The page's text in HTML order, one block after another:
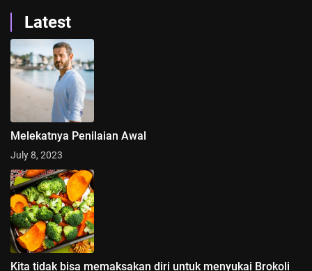
Latest
Melekatnya Penilaian Awal
July 8, 2023
Kita tidak bisa memaksakan diri untuk menyukai Brokoli